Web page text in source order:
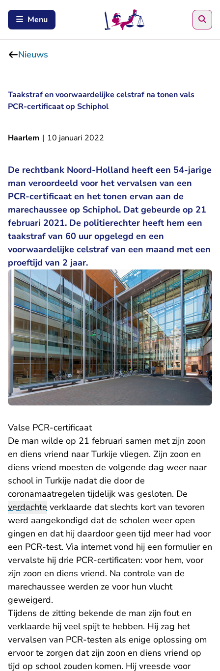
Menu
Nieuws
Taakstraf en voorwaardelijke celstraf na tonen vals
PCR-certificaat op Schiphol
Haarlem | 10 januari 2022
De rechtbank Noord-Holland heeft een 54-jarige
man veroordeeld voor het vervalsen van een
PCR-certificaat en het tonen ervan aan de
marechaussee op Schiphol. Dat gebeurde op 21
februari 2021. De politierechter heeft hem een
taakstraf van 60 uur opgelegd en een
voorwaardelijke celstraf van een maand met een
proeftijd van 2 jaar.
Valse PCR-certificaat
De man wilde op 21 februari samen met zijn zoon
en diens vriend naar Turkije vliegen. Zijn zoon en
diens vriend moesten de volgende dag weer naar
school in Turkije nadat die door de
coronamaatregelen tijdelijk was gesloten. De
verdachte verklaarde dat slechts kort van tevoren
werd aangekondigd dat de scholen weer open
gingen en dat hij daardoor geen tijd meer had voor
een PCR-test. Via internet vond hij een formulier en
vervalste hij drie PCR-certificaten: voor hem, voor
zijn zoon en diens vriend. Na controle van de
marechaussee werden ze voor hun vlucht
geweigerd.
Tijdens de zitting bekende de man zijn fout en
verklaarde hij veel spijt te hebben. Hij zag het
vervalsen van PCR-testen als enige oplossing om
ervoor te zorgen dat zijn zoon en diens vriend op
tijd op school zouden komen. Hij vreesde voor